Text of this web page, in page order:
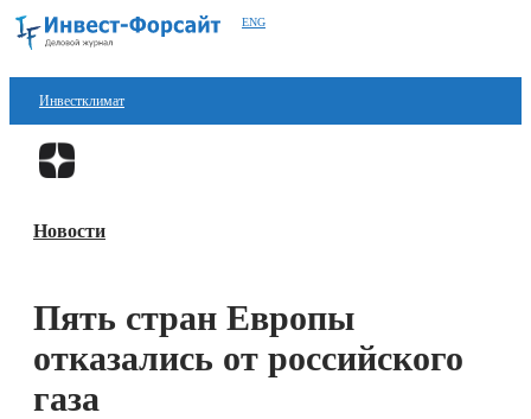
ENG
Инвестклимат
Финансы
Блокчейн
Новости
Пять стран Европы
отказались от российского
газа